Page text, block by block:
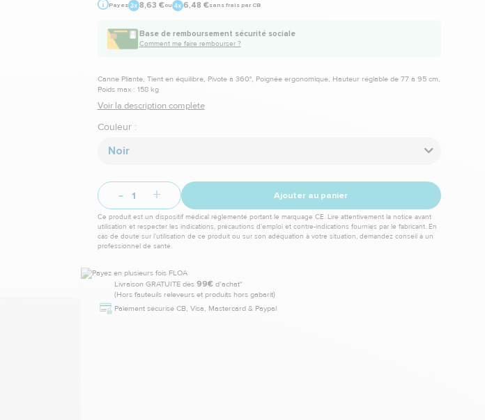
Payez 8,63 €ou 6,48 €sans frais par CB
Base de remboursement sécurité sociale
Comment me faire rembourser ?
Canne Pliante, Tient en équilibre, Pivote à 360°, Poignée ergonomique, Hauteur réglable de 77 à 95 cm,
Poids max : 158 kg
Voir la description complète
Couleur :
Noir
- + Ajouter au panier
Ce produit est un dispositif médical réglementé portant le marquage CE. Lire attentivement la notice avant
utilisation et respecter les indications, précautions d’emploi et contre-indications fournies par le fabricant. En
cas de doute sur l’utilisation de ce produit ou sur son adéquation à votre situation, demandez conseil à un
professionnel de santé.
Livraison GRATUITE dès99€ d’achat*
(Hors fauteuils releveurs et produits hors gabarit)
Paiement sécurisé CB, Visa, Mastercard & Paypal